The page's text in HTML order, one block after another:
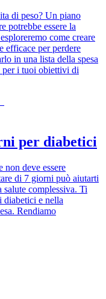
di peso? Un piano
potrebbe essere la
come creare
efficace per perdere
in una lista della spesa
per i tuoi obiettivi di
per diabetici
non deve essere
di 7 giorni può aiutarti
complessiva. Ti
diabetici e nella
Rendiamo